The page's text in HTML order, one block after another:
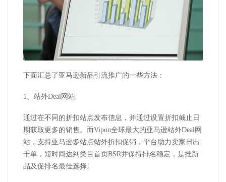
下面汇总了亚马逊新品引流推广的一些方法：
1、站外Deal网站
通过在不同的折扣站点发布信息，并通过设置折扣截止日
期获取更多的销售。而Vipon全球最大的亚马逊站外Deal网
站，支持亚马逊多站点站外折扣促销，平台助力卖家日出
千单，短时间达到类目首页BSR并保持排名稳定，是推新
品及促排名最佳选择。